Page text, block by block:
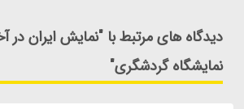
دیدگاه های مرتبط با "نمایش ایران در
نمایشگاه گردشگری"